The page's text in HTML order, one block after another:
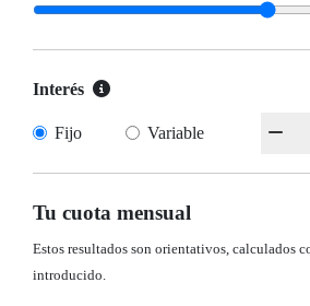
Interés
Fijo Variable
Tu cuota mensual
Estos resultados son orientativos, calculados
introducido.